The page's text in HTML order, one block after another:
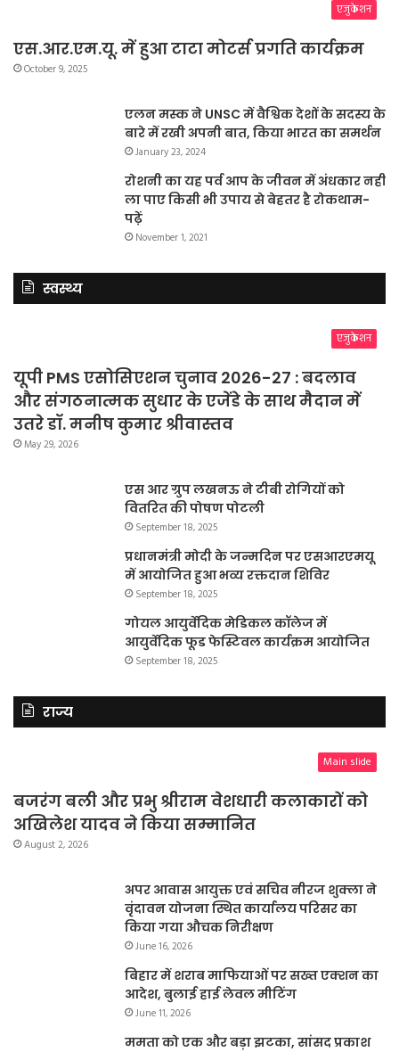
एजुकेशन
एस.आर.एम.यू. में हुआ टाटा मोटर्स प्रगति कार्यक्रम
October 9, 2025
एलन मस्क ने UNSC में वैश्विक देशों के सदस्य के
बारे में रखी अपनी बात, किया भारत का समर्थन
January 23, 2024
रोशनी का यह पर्व आप के जीवन में अंधकार नहीं
ला पाए किसी भी उपाय से बेहतर है रोकथाम-
पढ़ें
November 1, 2021
स्वस्थ्य
एजुकेशन
यूपी PMS एसोसिएशन चुनाव 2026-27 : बदलाव
और संगठनात्मक सुधार के एजेंडे के साथ मैदान में
उतरे डॉ. मनीष कुमार श्रीवास्तव
May 29, 2026
एस आर ग्रुप लखनऊ ने टीबी रोगियों को
वितरित की पोषण पोटली
September 18, 2025
प्रधानमंत्री मोदी के जन्मदिन पर एसआरएमयू
में आयोजित हुआ भव्य रक्तदान शिविर
September 18, 2025
गोयल आयुर्वेदिक मेडिकल कॉलेज में
आयुर्वेदिक फूड फेस्टिवल कार्यक्रम आयोजित
September 18, 2025
राज्य
Main slide
बजरंग बली और प्रभु श्रीराम वेशधारी कलाकारों को
अखिलेश यादव ने किया सम्मानित
August 2, 2026
अपर आवास आयुक्त एवं सचिव नीरज शुक्ला ने
वृंदावन योजना स्थित कार्यालय परिसर का
किया गया औचक निरीक्षण
June 16, 2026
बिहार में शराब माफियाओं पर सख्त एक्शन का
आदेश, बुलाई हाई लेवल मीटिंग
June 11, 2026
ममता को एक और बड़ा झटका, सांसद प्रकाश